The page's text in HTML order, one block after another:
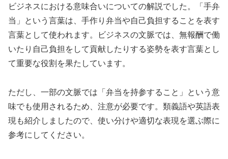
ビジネスにおける意味合いについての解説でした。「手弁
当」という言葉は、手作り弁当や自己負担することを表す
言葉として使われます。ビジネスの文脈では、無報酬で働
いたり自己負担をして貢献したりする姿勢を表す言葉とし
て重要な役割を果たしています。
ただし、一部の文脈では「弁当を持参すること」という意
味でも使用されるため、注意が必要です。類義語や英語表
現も紹介しましたので、使い分けや適切な表現を選ぶ際に
参考にしてください。